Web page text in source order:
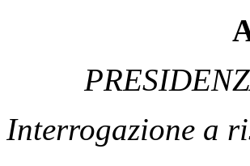
Interrogazione a